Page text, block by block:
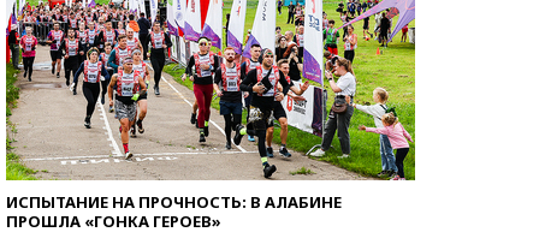
ИСПЫТАНИЕ НА ПРОЧНОСТЬ: В АЛАБИНЕ
ПРОШЛА «ГОНКА ГЕРОЕВ»